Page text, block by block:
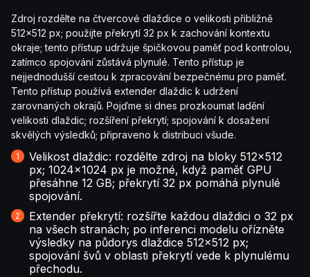
Zdroj rozdělte na čtvercové dlaždice o velikosti přibližně
512x512 px; použijte překrytí 32 px k zachování kontextu
okraje; tento přístup udržuje špičkovou paměť pod kontrolou,
zatímco spojování zůstává plynulé. Tento přístup je
nejjednodušší cestou k zpracování bezpečnému pro paměť.
Tento přístup používá extender dlaždic k udržení
zarovnaných okrajů. Pojďme si dnes prozkoumat ladění
velikosti dlaždic; rozšíření překrytí; spojování k dosažení
skvělých výsledků; připraveno k distribuci všude.
Velikost dlaždic: rozdělte zdroj na bloky 512x512
px; 1024x1024 px je možné, když paměť GPU
přesáhne 12 GB; překrytí 32 px pomáhá plynulé
spojování.
Extender překrytí: rozšířte každou dlaždici o 32 px
na všech stranách; po inferenci modelu ořízněte
výsledky na půdorys dlaždice 512x512 px;
spojování švů v oblasti překrytí vede k plynulému
přechodu.